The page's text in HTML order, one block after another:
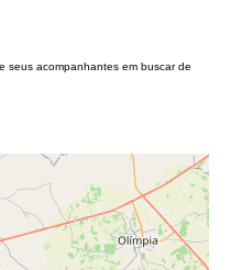
seus acompanhantes em buscar de